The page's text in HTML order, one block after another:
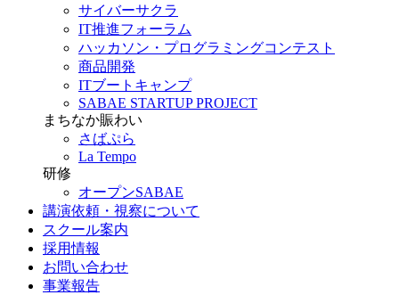
サイバーサクラ
IT推進フォーラム
ハッカソン・プログラミングコンテスト
商品開発
ITブートキャンプ
SABAE STARTUP PROJECT
まちなか賑わい
さばぷら
La Tempo
研修
オープンSABAE
講演依頼・視察について
スクール案内
採用情報
お問い合わせ
事業報告